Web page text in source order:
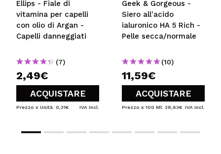
Ellips - Fiale di
vitamina per capelli
con olio di Argan -
Capelli danneggiati
(7)
2,49€
ACQUISTARE
Prezzo x Unità: 0,31€ IVA Incl.
Geek & Gorgeous -
Siero all'acido
ialuronico HA 5 Rich -
Pelle secca/normale
(10)
11,59€
ACQUISTARE
Prezzo x 100 Ml: 38,63€ IVA Incl.